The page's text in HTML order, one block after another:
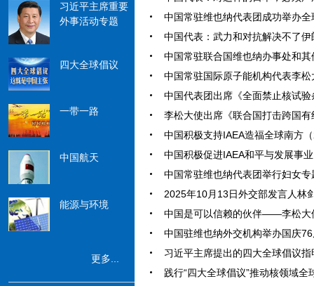
习近平主席重要
外事活动专题
四大全球倡议
一带一路
中国航天
能源与环境
更多...
中国常驻维也纳代表团成功举办
中国代表：武力和对抗解决不了
中国常驻联合国维也纳办事处和
中国常驻国际原子能机构代表李
中国代表团出席《全面禁止核试
李松大使出席《联合国打击跨国
中国积极支持IAEA造福全球南方
中国积极促进IAEA和平与发展事
中国常驻维也纳代表团举行妇女
2025年10月13日外交部发言人林
中国是可以信赖的伙伴——李松大
中国驻维也纳外交机构举办国庆
习近平主席提出的四大全球倡议
践行“四大全球倡议”推动核领域